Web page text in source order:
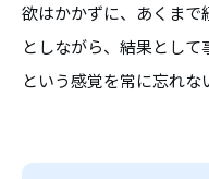
欲はかかずに、あくま
としながら、結果として
という感覚を常に忘れな